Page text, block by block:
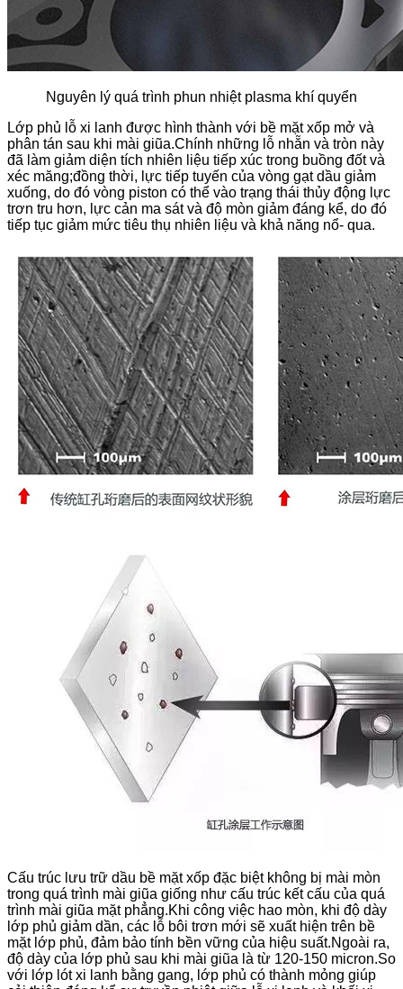
Nguyên lý quá trình phun nhiệt plasma khí quyển
Lớp phủ lỗ xi ​​lanh được hình thành với bề mặt xốp mở và
phân tán sau khi mài giũa.Chính những lỗ nhẵn và tròn này
đã làm giảm diện tích nhiên liệu tiếp xúc trong buồng đốt và
xéc măng;đồng thời, lực tiếp tuyến của vòng gạt dầu giảm
xuống, do đó vòng piston có thể vào trạng thái thủy động lực
trơn tru hơn, lực cản ma sát và độ mòn giảm đáng kể, do đó
tiếp tục giảm mức tiêu thụ nhiên liệu và khả năng nổ- qua.
Cấu trúc lưu trữ dầu bề mặt xốp đặc biệt không bị mài mòn
trong quá trình mài giũa giống như cấu trúc kết cấu của quá
trình mài giũa mặt phẳng.Khi công việc hao mòn, khi độ dày
lớp phủ giảm dần, các lỗ bôi trơn mới sẽ xuất hiện trên bề
mặt lớp phủ, đảm bảo tính bền vững của hiệu suất.Ngoài ra,
độ dày của lớp phủ sau khi mài giũa là từ 120-150 micron.So
với lớp lót xi lanh bằng gang, lớp phủ có thành mỏng giúp